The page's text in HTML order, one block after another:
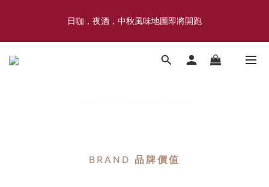
限定
日咖，夜酒，中秋風味地圖即將開跑
喜豐香1985 × 薑薑小姐花藝工作室｜登記日系列 手捧花｜5月–7月
BRAND 品牌價值